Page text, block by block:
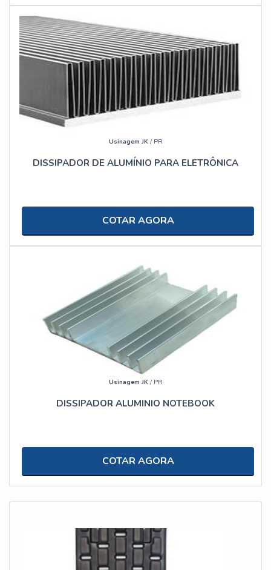
Usinagem JK/ PR
DISSIPADOR DE ALUMÍNIO PARA ELETRÔNICA
COTAR AGORA
Usinagem JK/ PR
DISSIPADOR ALUMINIO NOTEBOOK
COTAR AGORA